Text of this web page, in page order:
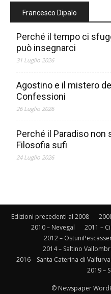
Francesco Dipalo
Perché il tempo ci
può insegnarci
31 Luglio 2026
Agostino e il mistero
Confessioni
26 Luglio 2026
Perché il Paradiso non
Filosofia sufi
24 Luglio 2026
Edizioni precedenti al 2008
2010 – Nevegal
2011 –
2012 –
2014 – Saltino
2016 – Santa Caterina di Valfurva
2019 –
© Newspaper